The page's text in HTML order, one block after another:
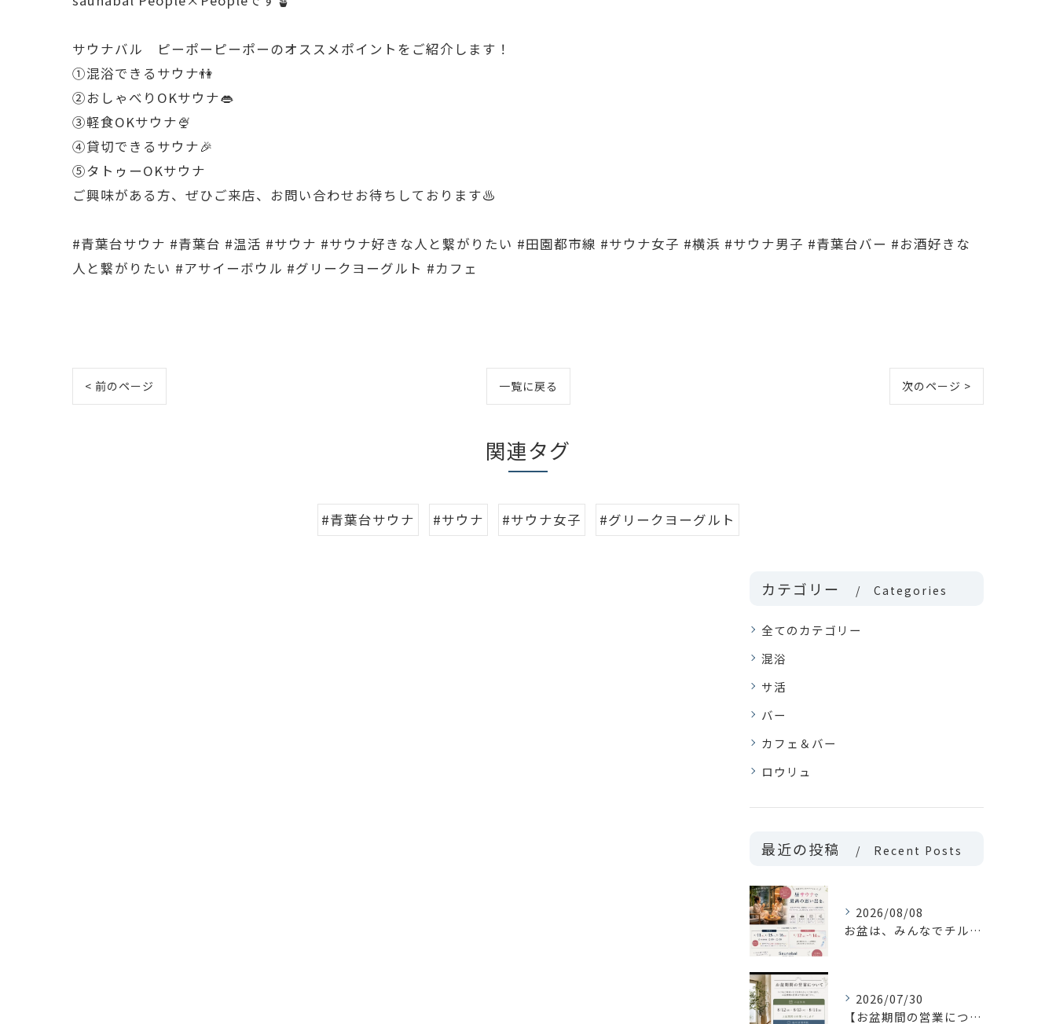
サウナバル ピーポーピーポーのオススメポイントをご紹介します！
①混浴できるサウナ👫
②おしゃべりOKサウナ👄
③軽食OKサウナ🍨
④貸切できるサウナ🎉
⑤タトゥーOKサウナ
ご興味がある方、ぜひご来店、お問い合わせお待ちしております♨︎
#青葉台サウナ #青葉台 #温活 #サウナ #サウナ好きな人と繋がりたい #田園都市線 #サウナ女子 #横浜 #サウナ男子 #青葉台バー #お酒好きな
人と繋がりたい #アサイーボウル #グリークヨーグルト #カフェ
< 前のページ 一覧に戻る 次のページ >
関連タグ
#青葉台サウナ #サウナ #サウナ女子 #グリークヨーグルト
カテゴリー Categories
全てのカテゴリー
混浴
サ活
バー
カフェ＆バー
ロウリュ
最近の投稿 Recent Posts
2026/08/08
お盆は、みんなでチルしよっ！
2026/07/30
【お盆期間の営業について📢】